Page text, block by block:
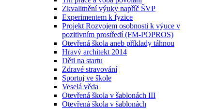
Zkvalitnění výuky napříč ŠVP
Experimentem k fyzice
Projekt Rozvojem osobnosti k výuce v
pozitivním prostředí (FM-POPROS)
Otevřená škola aneb příklady táhnou
Hravý architekt 2014
Děti na startu
Zdravé stravování
Sportuj ve škole
Veselá věda
Otevřená škola v šablonách III
Otevřená škola v šablonách